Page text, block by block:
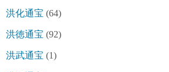
洪化通宝 (64)
洪徳通宝 (92)
洪武通宝 (1)